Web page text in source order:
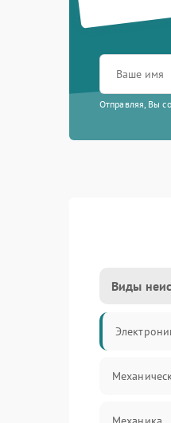
Отправляя, Вы
Виды